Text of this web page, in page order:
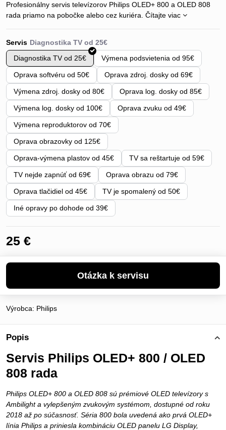
Profesionálny servis televízorov Philips OLED+ 800 a OLED 808
rada priamo na pobočke alebo cez kuriéra. Čítajte viac
Servis
Diagnostika TV od 25€
Výmena podsvietenia od 95€
Oprava softvéru od 50€ Oprava zdroj. dosky od 69€
Výmena zdroj. dosky od 80€ Oprava log. dosky od 85€
Výmena log. dosky od 100€ Oprava zvuku od 49€
Výmena reproduktorov od 70€
Oprava obrazovky od 125€
Oprava-výmena plastov od 45€ TV sa reštartuje od 59€
TV nejde zapnúť od 69€ Oprava obrazu od 79€
Oprava tlačidiel od 45€ TV je spomalený od 50€
Iné opravy po dohode od 39€
25 €
Výrobca: Philips
Popis
Servis Philips OLED+ 800 / OLED
808 rada
Philips OLED+ 800 a OLED 808 sú prémiové OLED televízory s
Ambilight a vylepšeným zvukovým systémom, dostupné od roku
2018 až po súčasnosť. Séria 800 bola uvedená ako prvá OLED+
línia Philips a priniesla kombináciu OLED panelu LG Display,